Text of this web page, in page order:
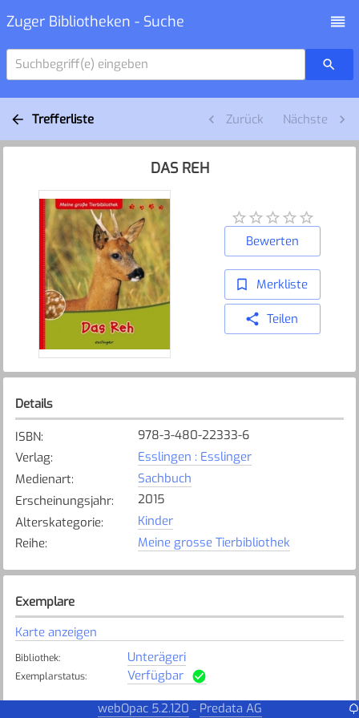
Zuger Bibliotheken - Suche
Suchbegriff(e) eingeben
Trefferliste Zurück Nächste
DAS REH
Bewerten
Merkliste
Teilen
Details
ISBN:
978-3-480-22333-6
Verlag:
Esslingen : Esslinger
Medienart:
Sachbuch
Erscheinungsjahr:
2015
Alterskategorie:
Kinder
Reihe: Meine grosse Tierbibliothek
Exemplare
Karte anzeigen
Bibliothek: Unterägeri
Exemplarstatus: Verfügbar
Baar Schulen
webOpac 5.2.120 - Predata AG